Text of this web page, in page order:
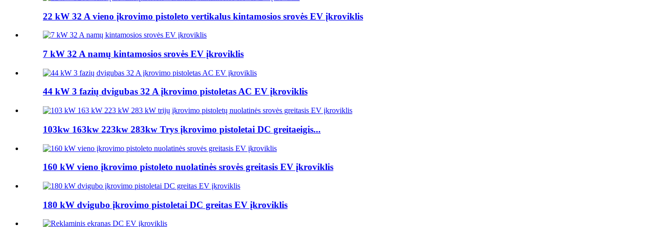
22 kW 32 A vieno įkrovimo pistoleto vertikalus kintamosios srovės EV įkroviklis
7 kW 32 A namų kintamosios srovės EV įkroviklis
44 kW 3 fazių dvigubas 32 A įkrovimo pistoletas AC EV įkroviklis
103kw 163kw 223kw 283kw Trys įkrovimo pistoletai DC greitaeigis...
160 kW vieno įkrovimo pistoleto nuolatinės srovės greitasis EV įkroviklis
180 kW dvigubo įkrovimo pistoletai DC greitas EV įkroviklis